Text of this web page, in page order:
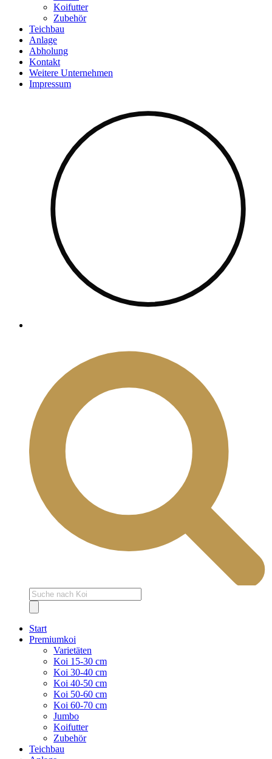
Koifutter
Zubehör
Teichbau
Anlage
Abholung
Kontakt
Weitere Unternehmen
Impressum
Products
search
Start
Premiumkoi
Varietäten
Koi 15-30 cm
Koi 30-40 cm
Koi 40-50 cm
Koi 50-60 cm
Koi 60-70 cm
Jumbo
Koifutter
Zubehör
Teichbau